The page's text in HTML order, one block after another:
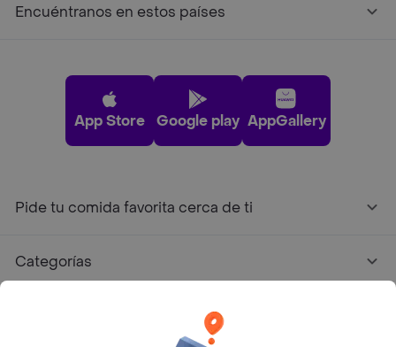
Encuéntranos en estos países
App Store Google play AppGallery
Pide tu comida favorita cerca de ti
Categorías